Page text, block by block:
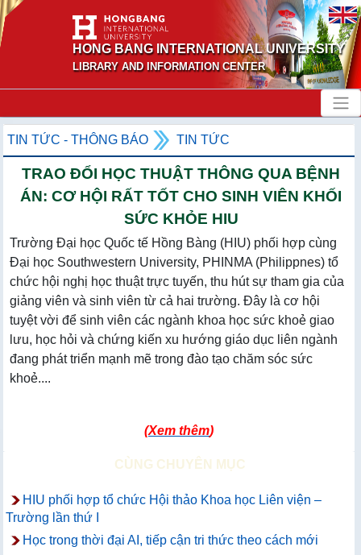
HONG BANG INTERNATIONAL UNIVERSITY
LIBRARY AND INFORMATION CENTER
TIN TỨC - THÔNG BÁO TIN TỨC
TRAO ĐỔI HỌC THUẬT THÔNG QUA BỆNH
ÁN: CƠ HỘI RẤT TỐT CHO SINH VIÊN KHỐI
SỨC KHỎE HIU
Trường Đại học Quốc tế Hồng Bàng (HIU) phối hợp cùng
Đại học Southwestern University, PHINMA (Philippnes) tổ
chức hội nghị học thuật trực tuyến, thu hút sự tham gia của
giảng viên và sinh viên từ cả hai trường. Đây là cơ hội
tuyệt vời để sinh viên các ngành khoa học sức khoẻ giao
lưu, học hỏi và chứng kiến xu hướng giáo dục liên ngành
đang phát triển mạnh mẽ trong đào tạo chăm sóc sức
khoẻ....
(Xem thêm)
CÙNG CHUYÊN MỤC
HIU phối hợp tổ chức Hội thảo Khoa học Liên viện –
Trường lần thứ I
Học trong thời đại AI, tiếp cận tri thức theo cách mới